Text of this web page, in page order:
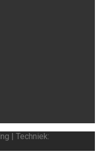
| Techniek: